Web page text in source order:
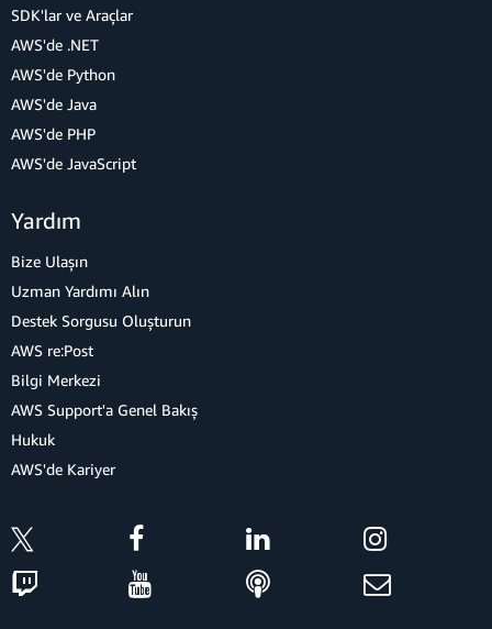
SDK'lar ve Araçlar
AWS'de .NET
AWS'de Python
AWS'de Java
AWS'de PHP
AWS'de JavaScript
Yardım
Bize Ulaşın
Uzman Yardımı Alın
Destek Sorgusu Oluşturun
AWS re:Post
Bilgi Merkezi
AWS Support'a Genel Bakış
Hukuk
AWS'de Kariyer